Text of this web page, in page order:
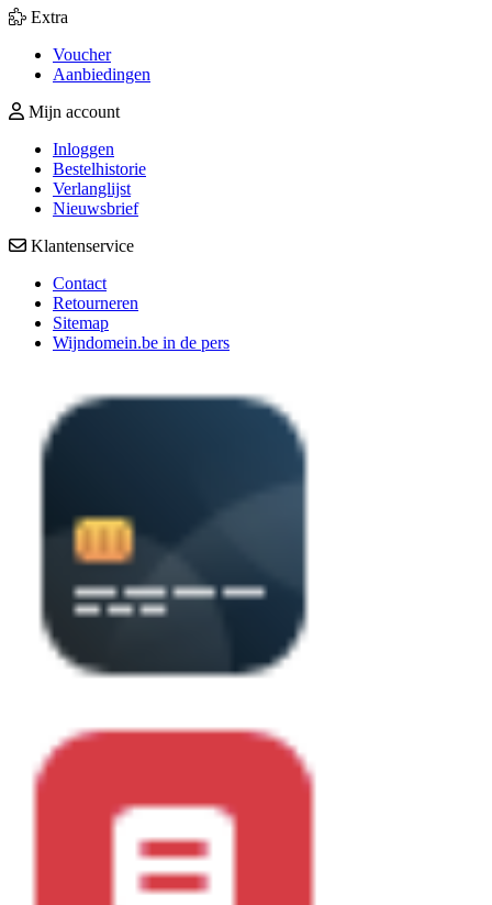
Extra
Voucher
Aanbiedingen
Mijn account
Inloggen
Bestelhistorie
Verlanglijst
Nieuwsbrief
Klantenservice
Contact
Retourneren
Sitemap
Wijndomein.be in de pers